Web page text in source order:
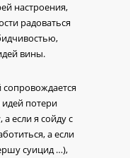
настроения,
радоваться
вины.
сопровождается
потери
если я сойду с
а если
суицид …),